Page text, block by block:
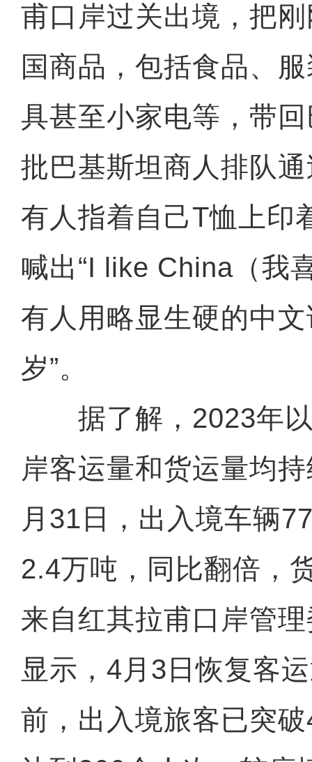
甫口岸过关出境，把
国商品，包括食品、
具甚至小家电等，带
批巴基斯坦商人排队
有人指着自己T恤上印
喊出“I like China（我
有人用略显生硬的中
岁”。
据了解，2023年以
岸客运量和货运量均
月31日，出入境车辆
2.4万吨，同比翻倍，
来自红其拉甫口岸管
显示，4月3日恢复客
前，出入境旅客已突